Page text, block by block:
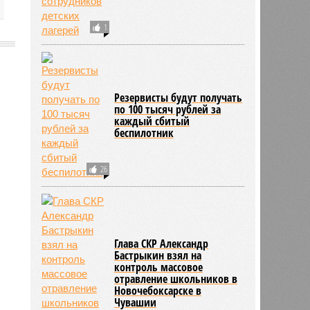
1
26
Резервисты будут получать
по 100 тысяч рублей за
каждый сбитый
беспилотник
Глава СКР Александр
Бастрыкин взял на
контроль массовое
отравление школьников в
Новочебоксарске в
Чувашии